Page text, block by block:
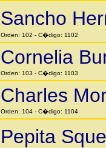
Sancho
Orden: 102 - C�digo: 1102
Cornelia
Orden: 103 - C�digo: 1103
Charles
Orden: 104 - C�digo: 1104
Pepita